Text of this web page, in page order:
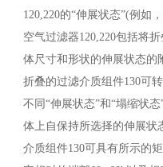
120,220的“伸展状态”(例如
空气过滤器120,220包括将
体尺寸和形状的伸展状态的
折叠的过滤介质组件130可
不同“伸展状态”和“塌缩状
体上自保持所选择的伸展状
介质组件130可具有所示的